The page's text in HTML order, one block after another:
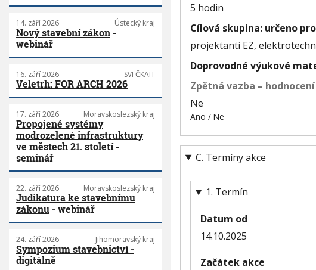
5 hodin
Cílová skupina: určeno pro
projektanti EZ,
Doprovodné výukové
Zpětná vazba –
Ne
Ano / Ne
C. Termíny akce
1. Termín
Datum od
14.10.2025
Začátek akce
14. září 2026 Ústecký kraj
Nový stavební zákon -
webinář
16. září 2026 SVI ČKAIT
Veletrh: FOR ARCH 2026
17. září 2026 Moravskoslezský kraj
Propojené systémy
modrozelené infrastruktury
ve městech 21. století-
seminář
22. září 2026 Moravskoslezský kraj
Judikatura ke stavebnímu
zákonu - webinář
24. září 2026 Jihomoravský kraj
Sympozium stavebnictví -
digitálně